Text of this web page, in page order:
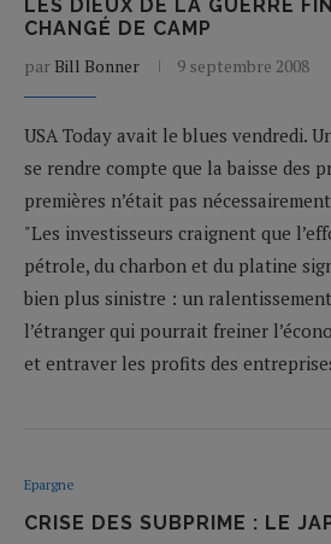
LES DIEUX DE LA GUERRE
CHANGÉ DE CAMP
par Bill Bonner 9 septembre 2008
USA Today avait le blues vendredi.
se rendre compte que la baisse des
premières n’était pas
"Les investisseurs craignent que
pétrole, du charbon et du platine
bien plus sinistre : un
l’étranger qui pourrait freiner
et entraver les profits des
Epargne
CRISE DES SUBPRIME : LE